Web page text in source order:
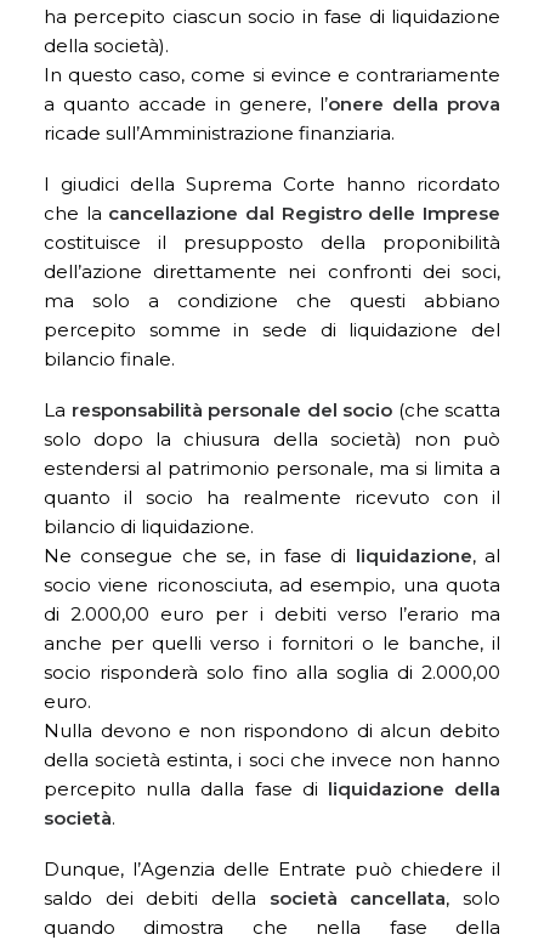
ha percepito ciascun socio in fase di liquidazione
della società).
In questo caso, come si evince e contrariamente
a quanto accade in genere, l’onere della prova
ricade sull’Amministrazione finanziaria.
I giudici della Suprema Corte hanno ricordato
che la cancellazione dal Registro delle Imprese
costituisce il presupposto della proponibilità
dell’azione direttamente nei confronti dei soci,
ma solo a condizione che questi abbiano
percepito somme in sede di liquidazione del
bilancio finale.
La responsabilità personale del socio (che scatta
solo dopo la chiusura della società) non può
estendersi al patrimonio personale, ma si limita a
quanto il socio ha realmente ricevuto con il
bilancio di liquidazione.
Ne consegue che se, in fase di liquidazione, al
socio viene riconosciuta, ad esempio, una quota
di 2.000,00 euro per i debiti verso l’erario ma
anche per quelli verso i fornitori o le banche, il
socio risponderà solo fino alla soglia di 2.000,00
euro.
Nulla devono e non rispondono di alcun debito
della società estinta, i soci che invece non hanno
percepito nulla dalla fase di liquidazione della
società.
Dunque, l’Agenzia delle Entrate può chiedere il
saldo dei debiti della società cancellata, solo
quando dimostra che nella fase della